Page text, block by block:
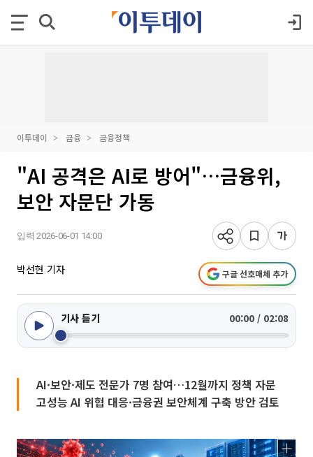
이투데이 금융 금융정책
"AI 공격은 AI로 방어"…금융위,
보안 자문단 가동
입력 2026-06-01 14:00
박선현 기자 구글 선호매체 추가
기사 듣기 00:00 / 02:08
AI·보안·제도 전문가 7명 참여…12월까지 정책 자문
고성능 AI 위협 대응·금융권 보안체계 구축 방안 검토